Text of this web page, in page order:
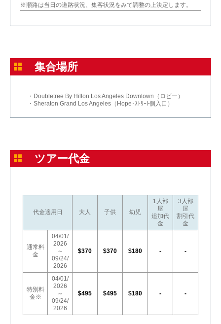
※順路は当日の道路状況、集客状況をみて調整の上決定します。
集合場所
・Doubletree By Hilton Los Angeles Downtown（ロビー）
・Sheraton Grand Los Angeles（Hope･ｽﾄﾘｰﾄ側入口）
ツアー代金
代金適用日 大人 子供 幼児
1人部
屋
追加代
金
3人部
屋
割引代
金
通常料
金
04/01/
2026
～
09/24/
2026
$370 $370 $180 - -
特別料
金※
04/01/
2026
～
09/24/
2026
$495 $495 $180 - -